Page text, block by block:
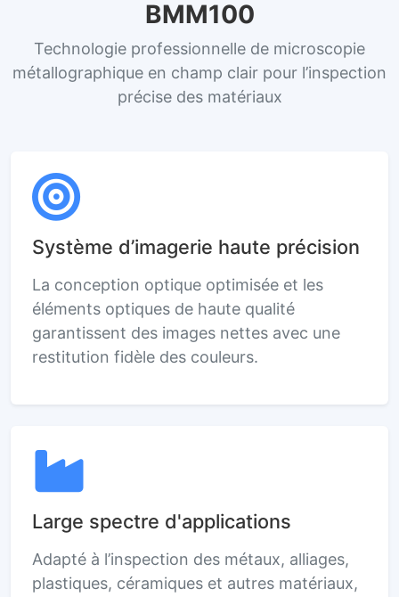
BMM100
Technologie professionnelle de microscopie
métallographique en champ clair pour l’inspection
précise des matériaux
Système d’imagerie haute précision
La conception optique optimisée et les
éléments optiques de haute qualité
garantissent des images nettes avec une
restitution fidèle des couleurs.
Large spectre d'applications
Adapté à l’inspection des métaux, alliages,
plastiques, céramiques et autres matériaux,